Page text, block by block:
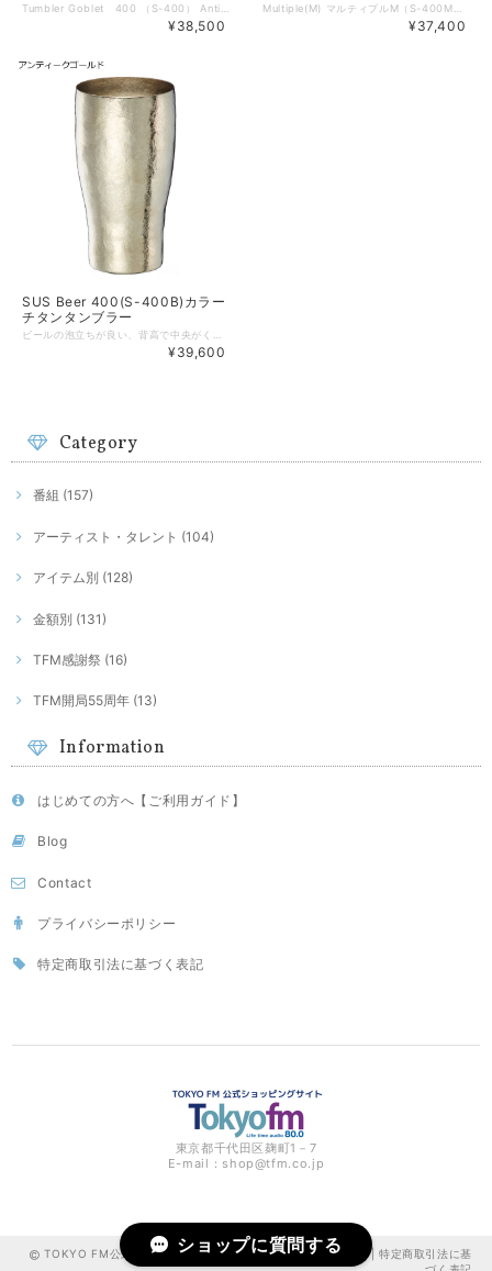
¥38,500 ¥37,400
SUS Beer 400(S-400B)カラー
チタンタンブラー
¥39,600
Category
番組 (157)
アーティスト・タレント (104)
アイテム別 (128)
金額別 (131)
TFM感謝祭 (16)
TFM開局55周年 (13)
Information
はじめての方へ【ご利用ガイド】
Blog
Contact
プライバシーポリシー
特定商取引法に基づく表記
東京都千代田区麹町1－7
E-mail： shop@tfm.co.jp
TOKYO FM公式ショッピングサイト | プライバシーポリシー | 特定商取引法に基
ショップに質問する